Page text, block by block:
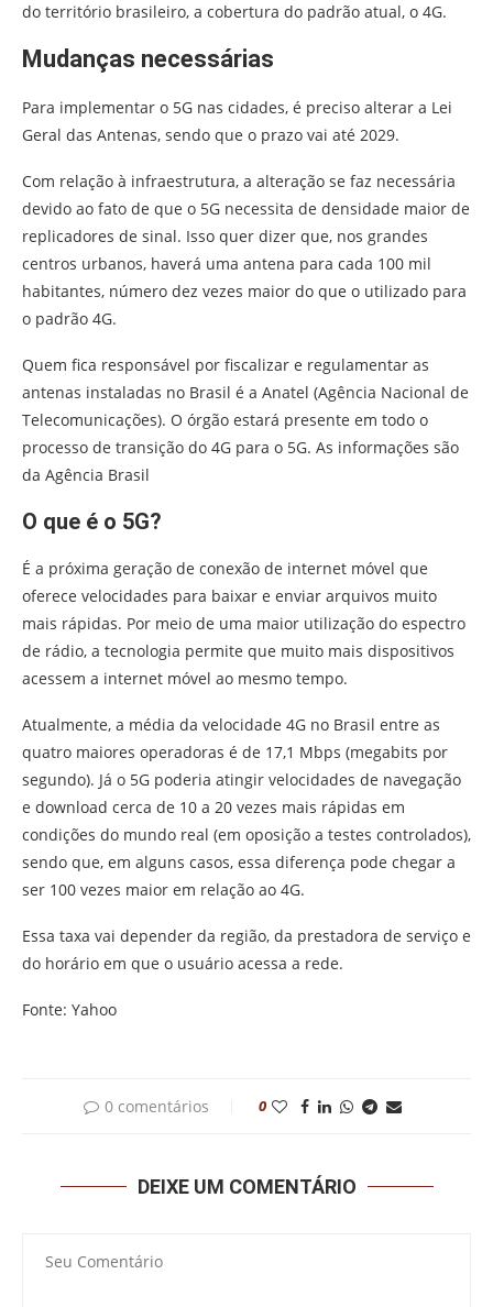
do território brasileiro, a cobertura do padrão atual, o 4G.
Mudanças necessárias
Para implementar o 5G nas cidades, é preciso alterar a Lei
Geral das Antenas, sendo que o prazo vai até 2029.
Com relação à infraestrutura, a alteração se faz necessária
devido ao fato de que o 5G necessita de densidade maior de
replicadores de sinal. Isso quer dizer que, nos grandes
centros urbanos, haverá uma antena para cada 100 mil
habitantes, número dez vezes maior do que o utilizado para
o padrão 4G.
Quem fica responsável por fiscalizar e regulamentar as
antenas instaladas no Brasil é a Anatel (Agência Nacional de
Telecomunicações). O órgão estará presente em todo o
processo de transição do 4G para o 5G. As informações são
da Agência Brasil
O que é o 5G?
É a próxima geração de conexão de internet móvel que
oferece velocidades para baixar e enviar arquivos muito
mais rápidas. Por meio de uma maior utilização do espectro
de rádio, a tecnologia permite que muito mais dispositivos
acessem a internet móvel ao mesmo tempo.
Atualmente, a média da velocidade 4G no Brasil entre as
quatro maiores operadoras é de 17,1 Mbps (megabits por
segundo). Já o 5G poderia atingir velocidades de navegação
e download cerca de 10 a 20 vezes mais rápidas em
condições do mundo real (em oposição a testes controlados),
sendo que, em alguns casos, essa diferença pode chegar a
ser 100 vezes maior em relação ao 4G.
Essa taxa vai depender da região, da prestadora de serviço e
do horário em que o usuário acessa a rede.
Fonte: Yahoo
0 comentários 0
DEIXE UM COMENTÁRIO